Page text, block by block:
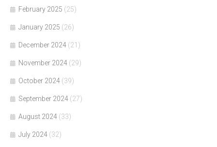
February 2025 (25)
January 2025 (26)
December 2024 (21)
November 2024 (29)
October 2024 (39)
September 2024 (27)
August 2024 (33)
July 2024 (32)